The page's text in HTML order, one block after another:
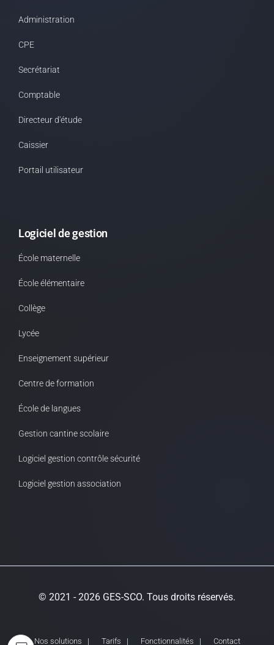
Administration
CPE
Secrétariat
Comptable
Directeur d'étude
Caissier
Portail utilisateur
Logiciel de gestion
École maternelle
École élémentaire
Collège
Lycée
Enseignement supérieur
Centre de formation
École de langues
Gestion cantine scolaire
Logiciel gestion contrôle sécurité
Logiciel gestion association
© 2021 - 2026 GES-SCO. Tous droits réservés.
Nos solutions Tarifs Fonctionnalités Contact